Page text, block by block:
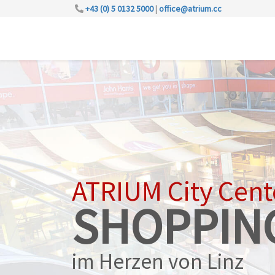
+43 (0) 5 0132 5000|office@atrium.cc
ATRIUM City
im Herzen von Linz